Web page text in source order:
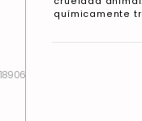
químicamente